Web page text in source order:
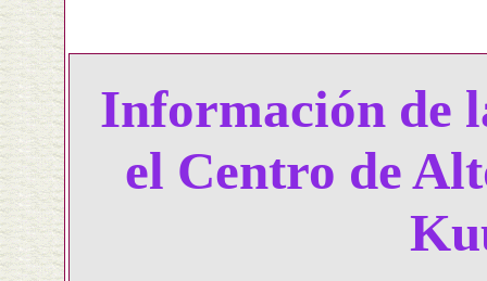
Información de
el Centro de